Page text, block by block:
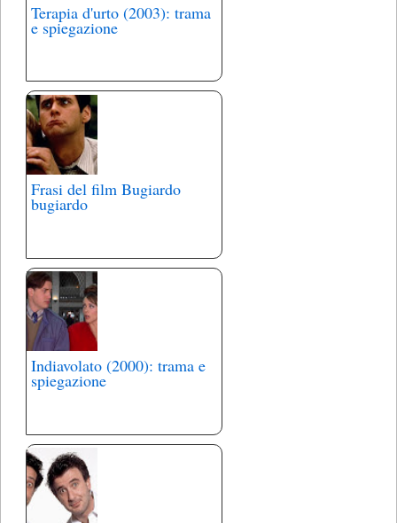
Terapia d'urto (2003): trama
e spiegazione
Frasi del film Bugiardo
bugiardo
Indiavolato (2000): trama e
spiegazione